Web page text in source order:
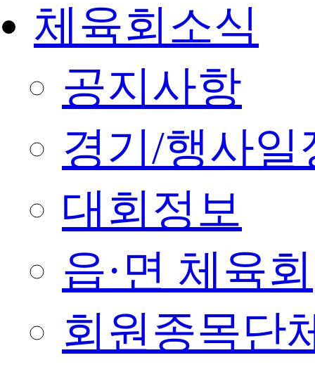
체육회소식
공지사항
경기/행사일
대회정보
읍·면 체육회
회원종목단